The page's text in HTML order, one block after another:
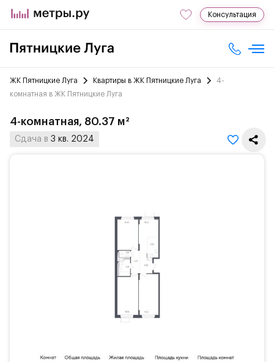
Консультация
ЖК Пятницкие Луга Квартиры в ЖК Пятницкие Луга
4-
комнатная в ЖК Пятницкие Луга
4-комнатная, 80.37 м²
Сдача в 3 кв. 2024